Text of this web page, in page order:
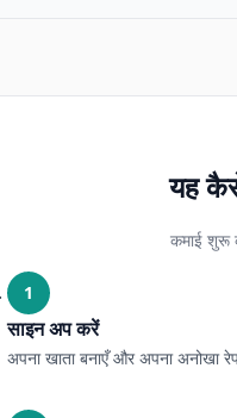
यह
कमाई शुरू
1
साइन अप करें
अपना खाता बनाएँ और अपना अनोखा